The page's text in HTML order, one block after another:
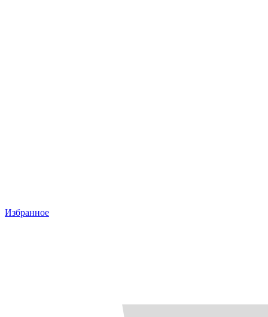
Избранное